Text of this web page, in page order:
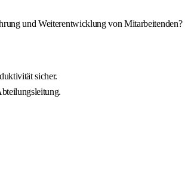
und Weiterentwicklung von Mitarbeitenden?
sicher.